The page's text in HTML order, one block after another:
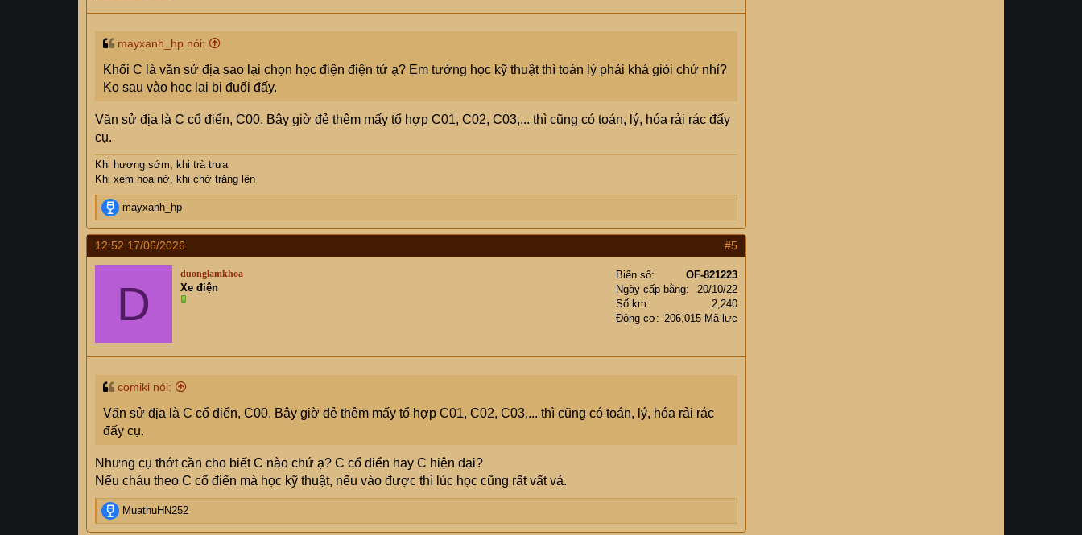
mayxanh_hp nói:
Khối C là văn sử địa sao lại chọn học điện điện tử ạ? Em tưởng học kỹ thuật thì toán lý phải khá giỏi chứ nhỉ?
Ko sau vào học lại bị đuối đấy.
Văn sử địa là C cổ điển, C00. Bây giờ đẻ thêm mấy tổ hợp C01, C02, C03,... thì cũng có toán, lý, hóa rải rác đấy
cụ.
Khi hương sớm, khi trà trưa
Khi xem hoa nở, khi chờ trăng lên
R
e
a
c
t
o
s
mayxanh_hp
12:52 17/06/2026 #5
D
duonglamkhoa
Xe điện
Biển số
OF-821223
Ngày cấp bằng
20/10/22
Số km
2,240
Động cơ
206,015 Mã lực
comiki nói:
Văn sử địa là C cổ điển, C00. Bây giờ đẻ thêm mấy tổ hợp C01, C02, C03,... thì cũng có toán, lý, hóa rải rác
đấy cụ.
Nhưng cụ thớt cần cho biết C nào chứ ạ? C cổ điển hay C hiện đại?
Nếu cháu theo C cổ điển mà học kỹ thuật, nếu vào được thì lúc học cũng rất vất vả.
R
e
MuathuHN252